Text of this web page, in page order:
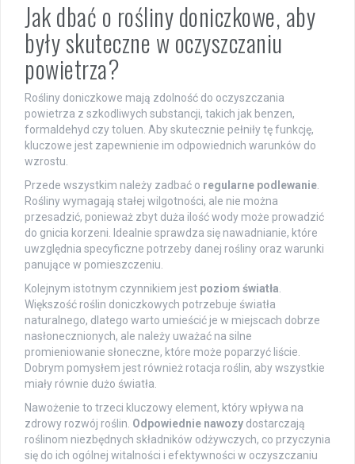
Jak dbać o rośliny doniczkowe, aby
były skuteczne w oczyszczaniu
powietrza?
Rośliny doniczkowe mają zdolność do oczyszczania
powietrza z szkodliwych substancji, takich jak benzen,
formaldehyd czy toluen. Aby skutecznie pełniły tę funkcję,
kluczowe jest zapewnienie im odpowiednich warunków do
wzrostu.
Przede wszystkim należy zadbać o regularne podlewanie
Rośliny wymagają stałej wilgotności, ale nie można
przesadzić, ponieważ zbyt duża ilość wody może prowadzić
do gnicia korzeni. Idealnie sprawdza się nawadnianie, które
uwzględnia specyficzne potrzeby danej rośliny oraz warunki
panujące w pomieszczeniu.
Kolejnym istotnym czynnikiem jest poziom światła
Większość roślin doniczkowych potrzebuje światła
naturalnego, dlatego warto umieścić je w miejscach dobrze
nasłonecznionych, ale należy uważać na silne
promieniowanie słoneczne, które może poparzyć liście.
Dobrym pomysłem jest również rotacja roślin, aby wszystkie
miały równie dużo światła.
Nawożenie to trzeci kluczowy element, który wpływa na
zdrowy rozwój roślin. Odpowiednie nawozy dostarczają
roślinom niezbędnych składników odżywczych, co przyczynia
się do ich ogólnej witalności i efektywności w oczyszczaniu